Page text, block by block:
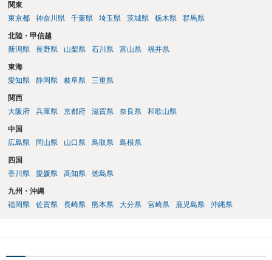
関東
東京都
神奈川県 千葉県 埼玉県 茨城県 栃木県 群馬県
北陸・甲信越
新潟県
長野県 山梨県 石川県 富山県 福井県
東海
愛知県
静岡県 岐阜県 三重県
関西
大阪府
兵庫県 京都府 滋賀県 奈良県 和歌山県
中国
広島県
岡山県 山口県 鳥取県 島根県
四国
香川県
愛媛県 高知県 徳島県
九州・沖縄
福岡県
佐賀県 長崎県 熊本県 大分県 宮崎県 鹿児島県 沖縄県